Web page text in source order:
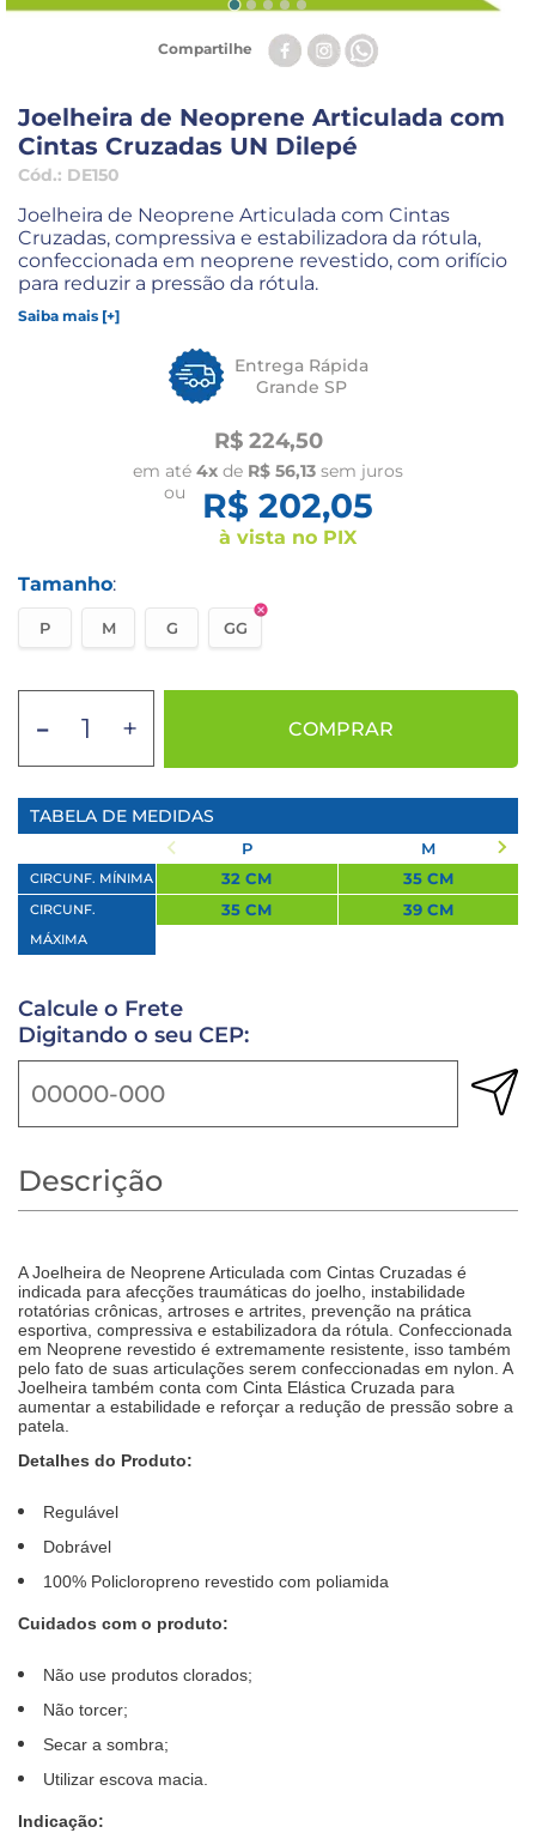
Compartilhe
Joelheira de Neoprene Articulada com
Cintas Cruzadas UN Dilepé
Cód.: DE150
Joelheira de Neoprene Articulada com Cintas
Cruzadas, compressiva e estabilizadora da rótula,
confeccionada em neoprene revestido, com orifício
para reduzir a pressão da rótula.
Saiba mais [+]
Entrega Rápida
Grande SP
R$ 224,50
em até 4x de R$ 56,13 sem juros
ou
R$ 202,05
à vista no PIX
Tamanho:
P M G GG
- + COMPRAR
TABELA DE MEDIDAS
CIRCUNF. MÍNIMA
CIRCUNF.
MÁXIMA
P
32 CM
35 CM
M
35 CM
39 CM
Calcule o Frete
Digitando o seu CEP:
Descrição
A Joelheira de Neoprene Articulada com Cintas Cruzadas é
indicada para afecções traumáticas do joelho, instabilidade
rotatórias crônicas, artroses e artrites, prevenção na prática
esportiva, compressiva e estabilizadora da rótula. Confeccionada
em Neoprene revestido é extremamente resistente, isso também
pelo fato de suas articulações serem confeccionadas em nylon. A
Joelheira também conta com Cinta Elástica Cruzada para
aumentar a estabilidade e reforçar a redução de pressão sobre a
patela.
Detalhes do Produto:
Regulável
Dobrável
100% Policloropreno revestido com poliamida
Cuidados com o produto:
Não use produtos clorados;
Não torcer;
Secar a sombra;
Utilizar escova macia.
Indicação: